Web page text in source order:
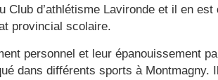
d’athlétisme Lavironde et il en
provincial scolaire.
personnel et leur épanouissement
dans différents sports à